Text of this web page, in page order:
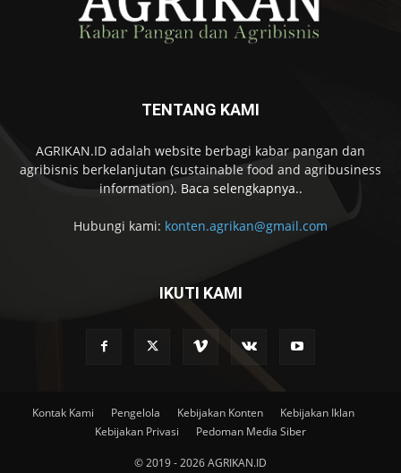
TENTANG KAMI
AGRIKAN.ID adalah website berbagi kabar pangan dan
agribisnis berkelanjutan (sustainable food and agribusiness
information). Baca selengkapnya..
Hubungi kami: konten.agrikan@gmail.com
IKUTI KAMI
Kontak Kami Pengelola Kebijakan Konten
Kebijakan Iklan
Kebijakan Privasi
Pedoman Media Siber
© 2019 - 2026 AGRIKAN.ID